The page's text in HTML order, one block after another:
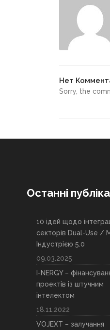
Нет
Sorry, the
Останні
10 ідей щодо
секторів Dual-Use /
Індустрією 5.0
09.03.2025
I-NERGY –
проектів із штучним
інтелектом
18.11.2022
VOJEXT – залучання